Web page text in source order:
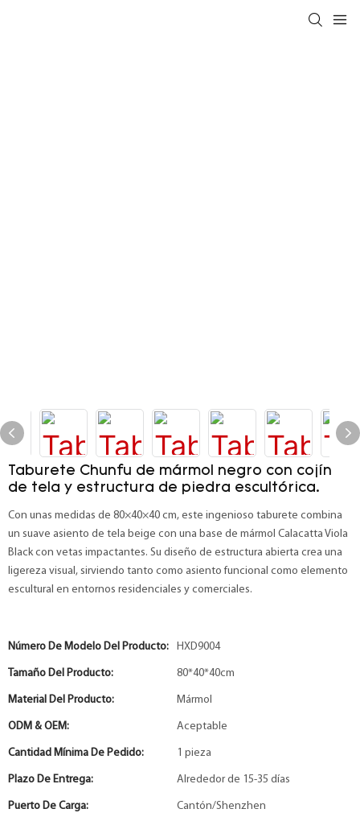
Taburete Chunfu de mármol negro con cojín
de tela y estructura de piedra escultórica.
Con unas medidas de 80×40×40 cm, este ingenioso taburete combina
un suave asiento de tela beige con una base de mármol Calacatta Viola
Black con vetas impactantes. Su diseño de estructura abierta crea una
ligereza visual, sirviendo tanto como asiento funcional como elemento
escultural en entornos residenciales y comerciales.
Número De Modelo Del Producto: HXD9004
Tamaño Del Producto: 80*40*40cm
Material Del Producto: Mármol
ODM & OEM: Aceptable
Cantidad Mínima De Pedido: 1 pieza
Plazo De Entrega: Alrededor de 15-35 días
Puerto De Carga: Cantón/Shenzhen